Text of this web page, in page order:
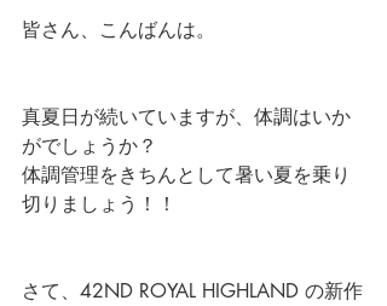
皆さん、こんばんは。
真夏日が続いていますが、体調はいか
がでしょうか？
体調管理をきちんとして暑い夏を乗り
切りましょう！！
さて、42ND ROYAL HIGHLAND の新作